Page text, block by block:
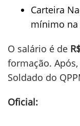
Carteira
mínimo na
O salário é de
formação.
Soldado do
Oficial: